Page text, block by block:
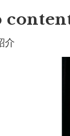
介